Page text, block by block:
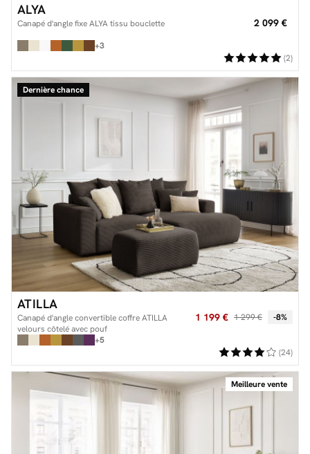
ALYA
Canapé d'angle fixe ALYA tissu bouclette 2 099 €
+3
(2)
Dernière chance
ATILLA
Canapé d'angle convertible coffre ATILLA
velours côtelé avec pouf
1 199 € 1 299 € -8%
+5
(24)
Meilleure vente